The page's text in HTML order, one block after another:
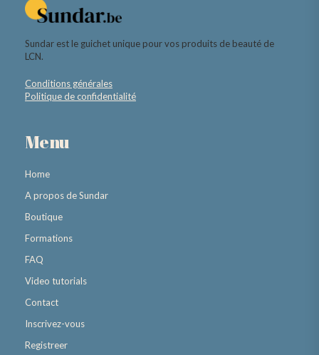
Sundar est le guichet unique pour vos produits de beauté de
LCN.
Conditions générales
Politique de confidentialité
Menu
Home
A propos de Sundar
Boutique
Formations
FAQ
Video tutorials
Contact
Inscrivez-vous
Registreer